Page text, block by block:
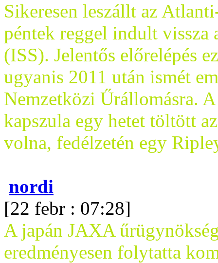
Sikeresen leszállt az
péntek reggel indult
(ISS). Jelentős előrelépés
ugyanis 2011 után ismét
Nemzetközi Űrállomásra.
kapszula egy hetet töltött
volna, fedélzetén egy
nordi
[22 febr : 07:28]
A japán JAXA
eredményesen folytatta